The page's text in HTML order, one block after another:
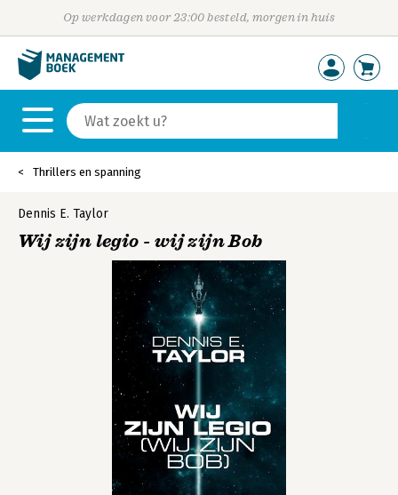
Op werkdagen voor 23:00 besteld, morgen in huis
Thrillers en spanning
Dennis E. Taylor
Wij zijn legio - wij zijn Bob